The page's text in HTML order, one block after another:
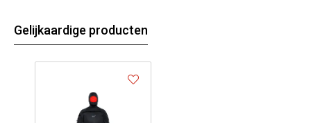
Gelijkaardige producten